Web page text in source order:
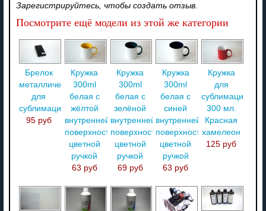
Зарегистрируйтесь, чтобы создать отзыв.
Посмотрите ещё модели из этой же категории
Брелок
металлический
для
сублимации
95 руб
Кружка
300ml
белая с
жёлтой
внутренней
поверхностью,
цветной
ручкой
63 руб
Кружка
300ml
белая с
зелёной
внутренней
поверхностью,
цветной
ручкой
69 руб
Кружка
300ml
белая с
синей
внутренней
поверхностью,
цветной
ручкой
63 руб
Кружка
для
сублимации
300 мл.
Красная
хамелеон
125 руб